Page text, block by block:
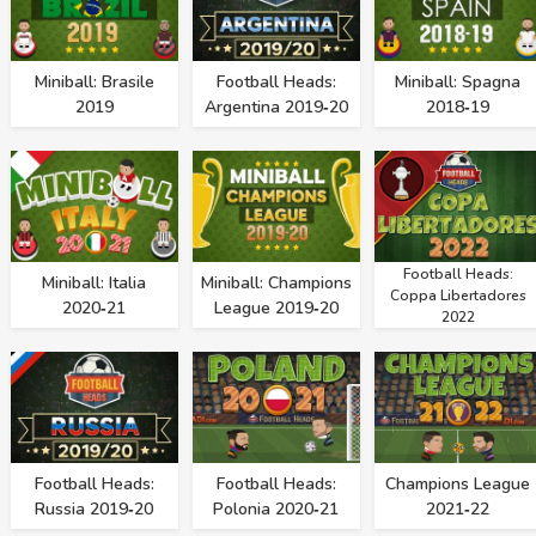
Miniball: Brasile
2019
Football Heads:
Argentina 2019‑20
Miniball: Spagna
2018‑19
Miniball: Italia
2020‑21
Miniball: Champions
League 2019‑20
Football Heads:
Coppa Libertadores
2022
Football Heads:
Russia 2019‑20
Football Heads:
Polonia 2020‑21
Champions League
2021‑22